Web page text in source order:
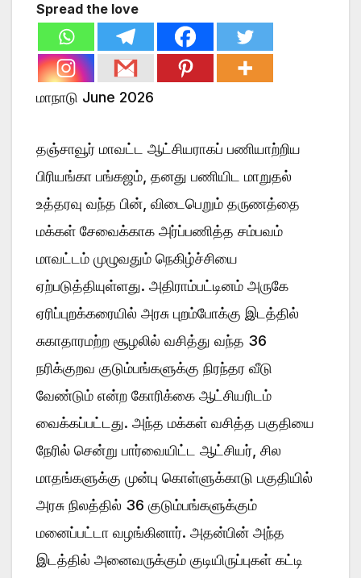
Spread the love
மாநாடு June 2026
தஞ்சாவூர் மாவட்ட ஆட்சியராகப் பணியாற்றிய
பிரியங்கா பங்கஜம், தனது பணியிட மாறுதல்
உத்தரவு வந்த பின், விடைபெறும் தருணத்தை
மக்கள் சேவைக்காக அர்ப்பணித்த சம்பவம்
மாவட்டம் முழுவதும் நெகிழ்ச்சியை
ஏற்படுத்தியுள்ளது. அதிராம்பட்டினம் அருகே
ஏரிப்புறக்கரையில் அரசு புறம்போக்கு இடத்தில்
சுகாதாரமற்ற சூழலில் வசித்து வந்த 36
நரிக்குறவ குடும்பங்களுக்கு நிரந்தர வீடு
வேண்டும் என்ற கோரிக்கை ஆட்சியரிடம்
வைக்கப்பட்டது. அந்த மக்கள் வசித்த பகுதியை
நேரில் சென்று பார்வையிட்ட ஆட்சியர், சில
மாதங்களுக்கு முன்பு கொள்ளுக்காடு பகுதியில்
அரசு நிலத்தில் 36 குடும்பங்களுக்கும்
மனைப்பட்டா வழங்கினார். அதன்பின் அந்த
இடத்தில் அனைவருக்கும் குடியிருப்புகள் கட்டி